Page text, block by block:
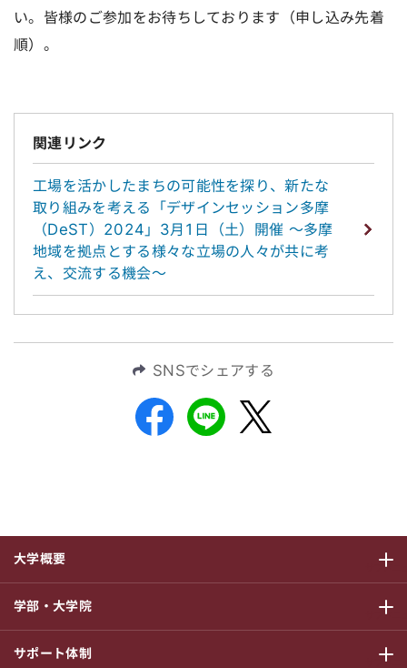
い。皆様のご参加をお待ちしております（申し込み先着
順）。
関連リンク
工場を活かしたまちの可能性を探り、新たな
取り組みを考える「デザインセッション多摩
（DeST）2024」3月1日（土）開催 ～多摩
地域を拠点とする様々な立場の人々が共に考
え、交流する機会～
SNSでシェアする
大学概要
サブメニ
学部・大学院
サブメニ
サポート体制
サブメニ